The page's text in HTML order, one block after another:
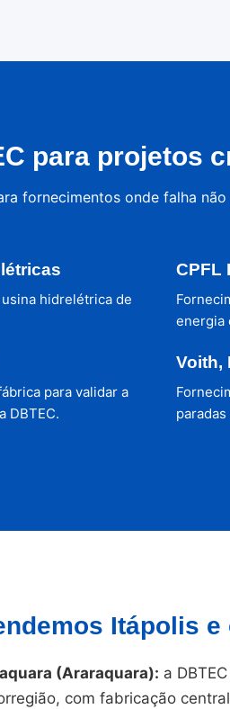
para projetos
fornecimentos onde falha
hidrelétrica de
CPFL
energia
para validar a
DBTEC.
Voith,
Itápolis
(Araraquara): a
com fabricação